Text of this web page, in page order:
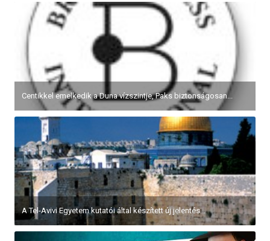
Centikkel emelkedik a Duna vízszintje, Paks biztonságosan...
A Tel-Avivi Egyetem kutatói által készített új jelentés...